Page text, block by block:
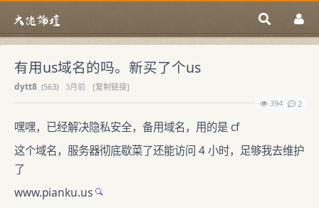
有用us域名的吗。新买了个us
dytt8 (563) 3月前
[复制链接]
394
2
嘿嘿，已经解决隐私安全，备用域名，用的是 cf
这个域名，服务器彻底歇菜了还能访问 4 小时，足够我去维护
了
www.pianku.us